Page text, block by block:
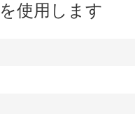
使用します